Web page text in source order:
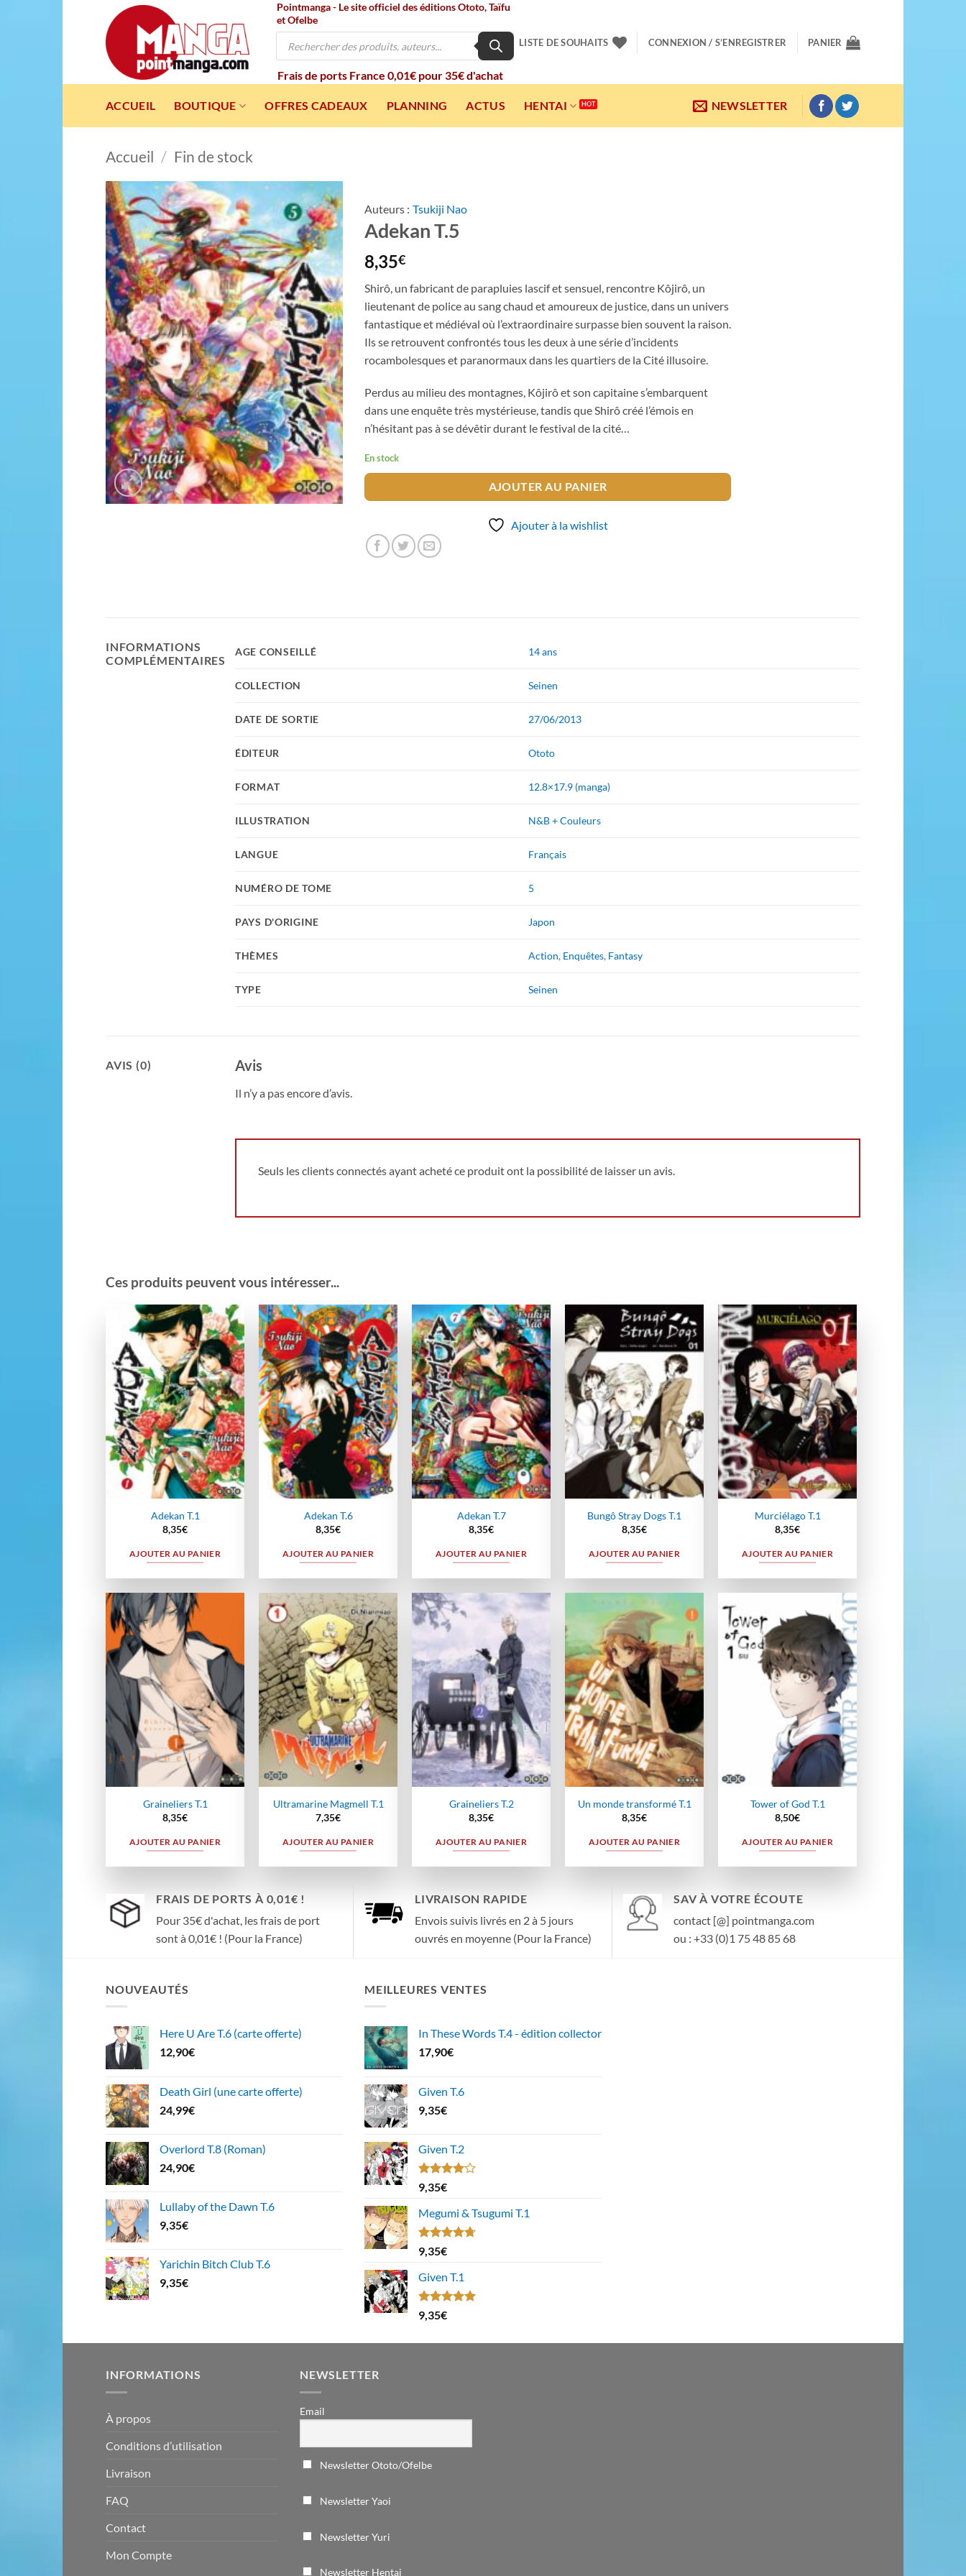
Pointmanga - Le site officiel des éditions Ototo, Taïfu
et Ofelbe
Recherche
Frais de ports France 0,01€ pour 35€ d'achat
LISTE DE SOUHAITS CONNEXION / S’ENREGISTRER PANIER
ACCUEIL BOUTIQUE OFFRES CADEAUX PLANNING ACTUS HENTAI NEWSLETTER
Accueil / Fin de stock
Ajouter
à la
wishlist
Auteurs : Tsukiji Nao
Adekan T.5
8,35€
Shirô, un fabricant de parapluies lascif et sensuel, rencontre Kôjirô, un
lieutenant de police au sang chaud et amoureux de justice, dans un univers
fantastique et médiéval où l’extraordinaire surpasse bien souvent la raison.
Ils se retrouvent confrontés tous les deux à une série d’incidents
rocambolesques et paranormaux dans les quartiers de la Cité illusoire.
Perdus au milieu des montagnes, Kôjirô et son capitaine s’embarquent
dans une enquête très mystérieuse, tandis que Shirô créé l’émois en
n’hésitant pas à se dévêtir durant le festival de la cité…
En stock
AJOUTER AU PANIER
Ajouter à la wishlist
INFORMATIONS
COMPLÉMENTAIRES
AGE CONSEILLÉ 14 ans
COLLECTION Seinen
DATE DE SORTIE 27/06/2013
ÉDITEUR Ototo
FORMAT 12.8×17.9 (manga)
ILLUSTRATION N&B + Couleurs
LANGUE Français
NUMÉRO DE TOME 5
PAYS D'ORIGINE Japon
THÈMES Action, Enquêtes, Fantasy
TYPE Seinen
AVIS (0) Avis
Il n’y a pas encore d’avis.
Seuls les clients connectés ayant acheté ce produit ont la possibilité de laisser un avis.
Ces produits peuvent vous intéresser...
Ajouter
à la
wishlist
Adekan T.1
8,35€
AJOUTER AU PANIER
Ajouter
à la
wishlist
Adekan T.6
8,35€
AJOUTER AU PANIER
Ajouter
à la
wishlist
Adekan T.7
8,35€
AJOUTER AU PANIER
Ajouter
à la
wishlist
Bungô Stray Dogs T.1
8,35€
AJOUTER AU PANIER
Ajouter
wishlist
Murciélago T.1
8,35€
AJOUTER AU PANIER
à la
wishlist
Graineliers T.1
8,35€
AJOUTER AU PANIER
Ajouter
à la
wishlist
Ultramarine Magmell T.1
7,35€
AJOUTER AU PANIER
Ajouter
à la
wishlist
Graineliers T.2
8,35€
AJOUTER AU PANIER
Ajouter
à la
wishlist
Un monde transformé T.1
8,35€
AJOUTER AU PANIER
Ajouter
wishlist
Tower of God T.1
8,50€
AJOUTER AU PANIER
FRAIS DE PORTS À 0,01€ !
Pour 35€ d'achat, les frais de port
sont à 0,01€ ! (Pour la France)
LIVRAISON RAPIDE
Envois suivis livrés en 2 à 5 jours
ouvrés en moyenne (Pour la France)
SAV À VOTRE ÉCOUTE
contact [@] pointmanga.com
ou : +33 (0)1 75 48 85 68
NOUVEAUTÉS
Here U Are T.6 (carte offerte)
12,90€
Death Girl (une carte offerte)
24,99€
Overlord T.8 (Roman)
24,90€
Lullaby of the Dawn T.6
9,35€
Yarichin Bitch Club T.6
9,35€
MEILLEURES VENTES
In These Words T.4 - édition collector
17,90€
Given T.6
9,35€
Given T.2
Note
4.00
5
9,35€
Megumi & Tsugumi T.1
Note4.67
sur 5
9,35€
Given T.1
Note5.00
sur 5
9,35€
INFORMATIONS
À propos
Conditions d’utilisation
Livraison
FAQ
Contact
Mon Compte
NEWSLETTER
Email
Newsletter Ototo/Ofelbe
Newsletter Yaoi
Newsletter Yuri
Newsletter Hentai